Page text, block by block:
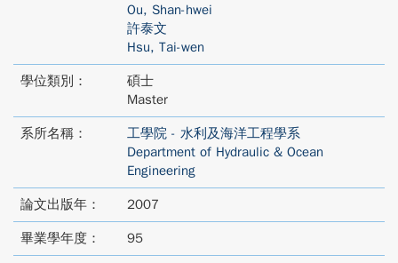
Ou, Shan-hwei
許泰文
Hsu, Tai-wen
學位類別：
碩士
Master
系所名稱：
工學院 - 水利及海洋工程學系
Department of Hydraulic & Ocean
Engineering
論文出版年： 2007
畢業學年度： 95